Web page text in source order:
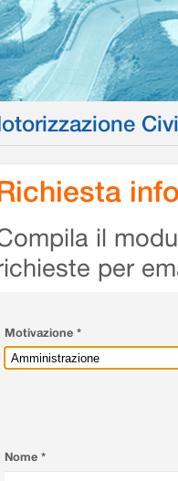
il
per
Motivazione *
Nome *